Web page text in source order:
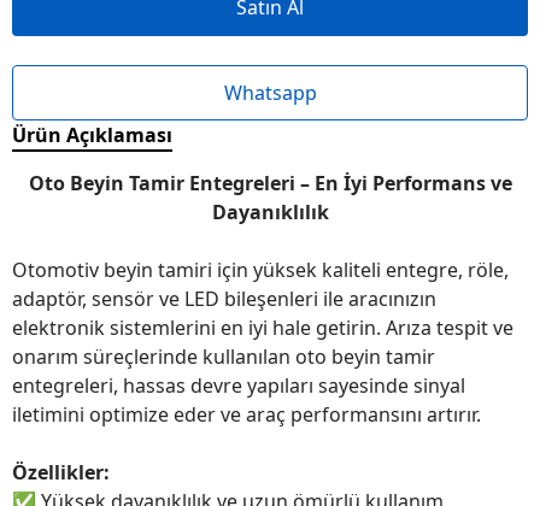
Satın Al
Whatsapp
Ürün Açıklaması
Oto Beyin Tamir Entegreleri – En İyi Performans ve
Dayanıklılık
Otomotiv beyin tamiri için yüksek kaliteli entegre, röle,
adaptör, sensör ve LED bileşenleri ile aracınızın
elektronik sistemlerini en iyi hale getirin. Arıza tespit ve
onarım süreçlerinde kullanılan oto beyin tamir
entegreleri, hassas devre yapıları sayesinde sinyal
iletimini optimize eder ve araç performansını artırır.
Özellikler: